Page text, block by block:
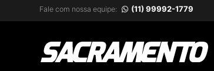
Fale com nossa equipe: (11) 99992-1779